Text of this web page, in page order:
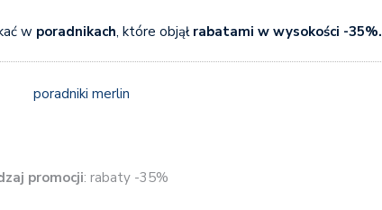
w poradnikach, które objąłrabatami w wysokości -35%.
promocji: rabaty -35%